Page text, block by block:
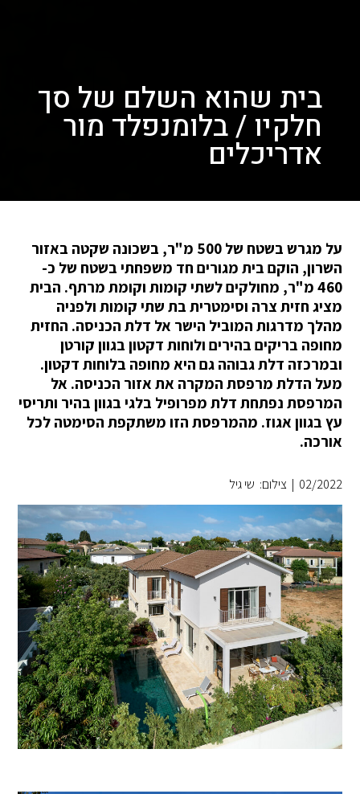
בית שהוא השלם של סך
חלקיו / בלומנפלד מור
אדריכלים
על מגרש בשטח של 500 מ"ר, בשכונה שקטה באזור
השרון, הוקם בית מגורים חד משפחתי בשטח של כ-
460 מ"ר, מחולקים לשתי קומות וקומת מרתף. הבית
מציג חזית צרה וסימטרית בת שתי קומות ולפניה
מהלך מדרגות המוביל הישר אל דלת הכניסה. החזית
מחופה בריקים בהירים ולוחות דקטון בגוון קורטן
ובמרכזה דלת גבוהה גם היא מחופה בלוחות דקטון.
מעל הדלת מרפסת המקרה את אזור הכניסה. אל
המרפסת נפתחת דלת מפרופיל בלגי בגוון בהיר ותריסי
עץ בגוון אגוז. מהמרפסת הזו משתקפת הסימטה לכל
אורכה.
02/2022
| צילום: שי גיל